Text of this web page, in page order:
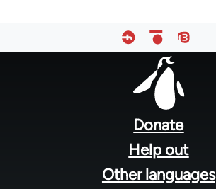
Donate
Help out
Other languages